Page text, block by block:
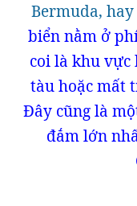
Bermuda,
biển nằm ở
coi là khu vực
tàu hoặc mất
Đây cũng là
đắm lớn